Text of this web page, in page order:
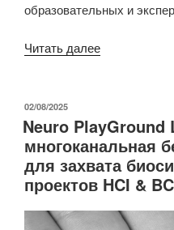
образовательных и
Читать далее«Набор
окружающей
среды
и
качества
ОПУБЛИКОВАНО
02/08/2025
Neuro PlayGround
многоканальная
для захвата
проектов HCI &